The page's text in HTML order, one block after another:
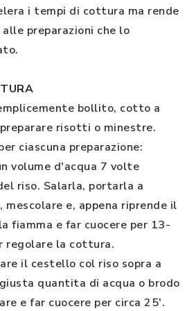
i tempi di cottura ma rende
preparazioni che lo
bollito, cotto a
risotti o minestre.
ciascuna preparazione:
volume d'acqua 7 volte
riso. Salarla, portarla a
e, appena riprende il
fiamma e far cuocere per 13-
regolare la cottura.
il cestello col riso sopra a
quantita di acqua o brodo
e far cuocere per circa 25'.